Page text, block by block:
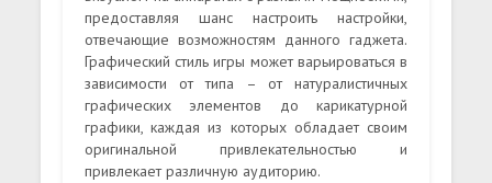
предоставляя шанс настроить настройки,
отвечающие возможностям данного гаджета.
Графический стиль игры может варьироваться в
зависимости от типа – от натуралистичных
графических элементов до карикатурной
графики, каждая из которых обладает своим
оригинальной привлекательностью и
привлекает различную аудиторию.